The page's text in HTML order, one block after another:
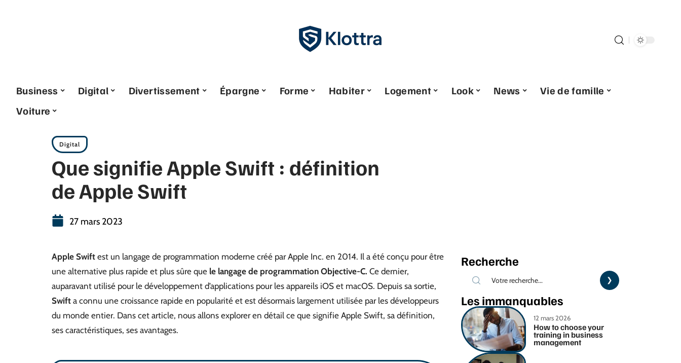
Business Digital Divertissement Épargne Forme Habiter Logement Look News
Vie de famille
Voiture
Digital
Que signifie Apple Swift : définition
de Apple Swift
27 mars 2023
Apple Swift est un langage de programmation moderne créé par Apple Inc. en 2014. Il a été conçu pour être
une alternative plus rapide et plus sûre que le langage de programmation Objective-C. Ce dernier,
auparavant utilisé pour le développement d’applications pour les appareils iOS et macOS. Depuis sa sortie,
Swift a connu une croissance rapide en popularité et est désormais largement utilisée par les développeurs
du monde entier. Dans cet article, nous allons explorer en détail ce que signifie Apple Swift, sa définition,
ses caractéristiques, ses avantages.
Recherche
Les immanquables
12 mars 2026
How to choose your
training in business
management